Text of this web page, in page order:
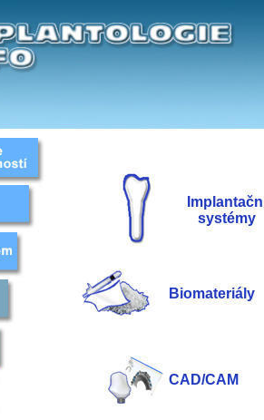
systémy
Biomateriály
CAD/CAM